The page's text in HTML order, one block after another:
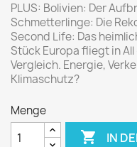
PLUS: Bolivien: Der
Schmetterlinge: Die
Second Life: Das
Stück Europa fliegt in
Vergleich. Energie,
Klimaschutz?
Menge
 IN